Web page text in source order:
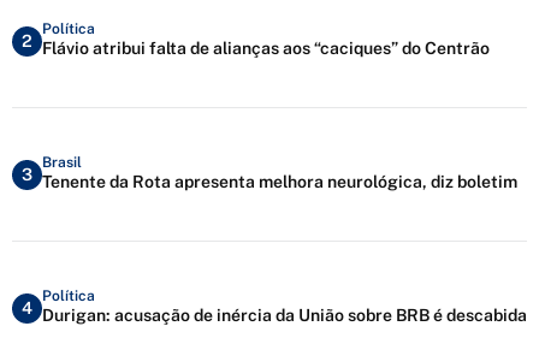
2
Política
Flávio atribui falta de alianças aos “caciques” do Centrão
3
Brasil
Tenente da Rota apresenta melhora neurológica, diz boletim
4
Política
Durigan: acusação de inércia da União sobre BRB é descabida